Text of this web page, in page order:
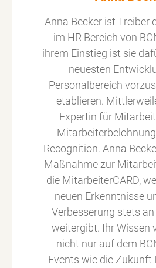
Anna Becker ist Treiber
im HR Bereich von
ihrem Einstieg ist sie
neuesten
Personalbereich
etablieren.
Expertin für
Recognition. Anna
Maßnahme zur
die MitarbeiterCARD,
neuen Erkenntnisse
Verbesserung stets
weitergibt. Ihr Wissen
nicht nur auf dem
Events wie die Zukunft